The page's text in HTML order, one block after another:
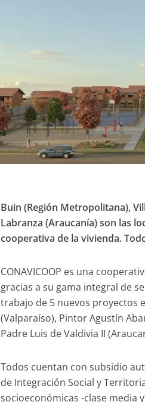
Buin (Región Metropolitana),
Labranza (Araucanía) son las
cooperativa de la vivienda.
CONAVICOOP es una
gracias a su gama integral de
trabajo de 5 nuevos proyectos
(Valparaíso), Pintor Agustín
Padre Luis de Valdivia II
Todos cuentan con subsidio
de Integración Social y
socioeconómicas -clase media